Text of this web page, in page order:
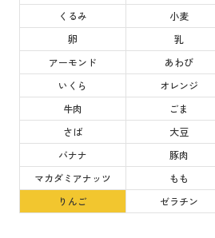
くるみ
小麦
卵
乳
アーモンド
あわび
いくら
オレンジ
牛肉
ごま
さば
大豆
バナナ
豚肉
マカダミアナッツ
もも
りんご
ゼラチン